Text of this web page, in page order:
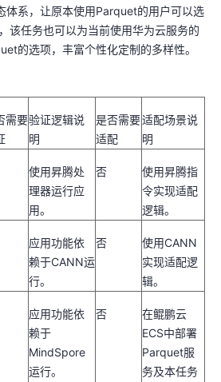
体系，让原本使用Parquet的用户可以选
该任务也可以为当前使用华为云服务的
的选项，丰富个性化定制的多样性。
需要验证逻辑说
明
是否需要
适配
适配场景说
明
使用昇腾处
理器运行应
用。
否
使用昇腾指
令实现适配
逻辑。
应用功能依
赖于CANN运
行。
否
使用CANN
实现适配逻
辑。
应用功能依
赖于
MindSpore
运行。
否
在鲲鹏云
ECS中部署
Parquet服
务及本任务